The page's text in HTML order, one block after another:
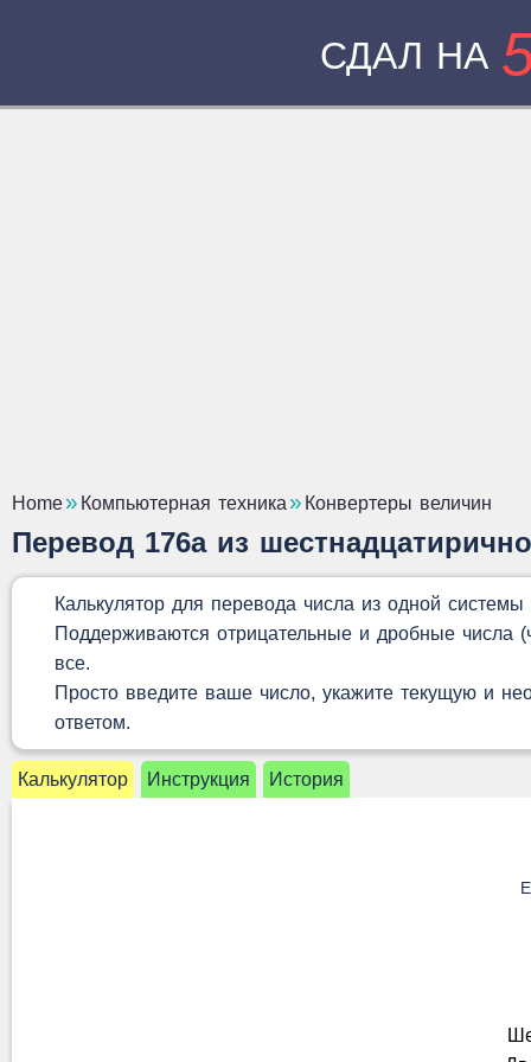
СДАЛ НА
Home Компьютерная техника Конвертеры величин
Перевод 176a из
Калькулятор для перевода числа из одной
Поддерживаются отрицательные и дробные числа
все.
Просто введите ваше число, укажите текущую и
ответом.
Калькулятор Инструкция История